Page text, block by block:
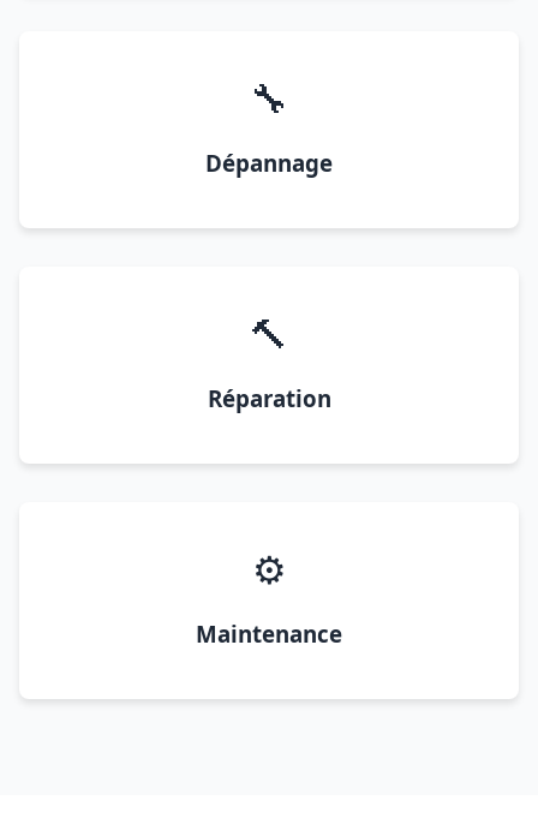
🔧
Dépannage
🔨
Réparation
⚙️
Maintenance